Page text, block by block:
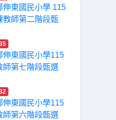
伸東國民小學 115
教師第二階段甄
伸東國民小學115
師第七階段甄選
伸東國民小學115
師第六階段甄選